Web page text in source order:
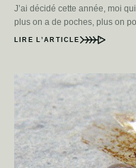
J’ai décidé cette année, moi
plus on a de poches, plus on
LIRE L’ARTICLE